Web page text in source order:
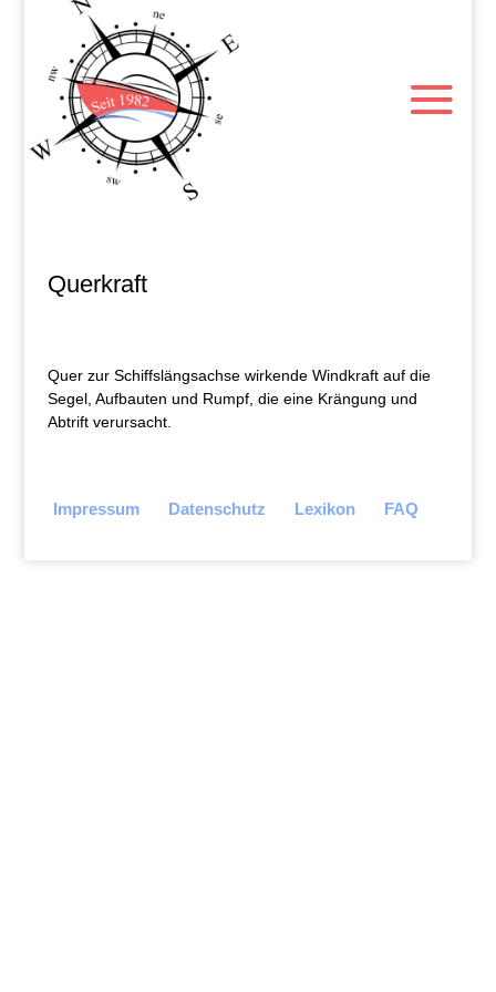
Querkraft
Quer zur Schiffslängsachse wirkende Windkraft auf die
Segel, Aufbauten und Rumpf, die eine Krängung und
Abtrift verursacht.
Impressum Datenschutz Lexikon FAQ